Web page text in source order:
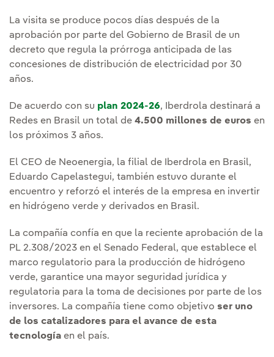
La visita se produce pocos días después de la
aprobación por parte del Gobierno de Brasil de un
decreto que regula la prórroga anticipada de las
concesiones de distribución de electricidad por 30
años.
De acuerdo con su plan 2024-26, Iberdrola destinará a
Redes en Brasil un total de 4.500 millones de euros en
los próximos 3 años.
El CEO de Neoenergia, la filial de Iberdrola en Brasil,
Eduardo Capelastegui, también estuvo durante el
encuentro y reforzó el interés de la empresa en invertir
en hidrógeno verde y derivados en Brasil.
La compañía confía en que la reciente aprobación de la
PL 2.308/2023 en el Senado Federal, que establece el
marco regulatorio para la producción de hidrógeno
verde, garantice una mayor seguridad jurídica y
regulatoria para la toma de decisiones por parte de los
inversores. La compañía tiene como objetivo ser uno
de los catalizadores para el avance de esta
tecnología en el país.